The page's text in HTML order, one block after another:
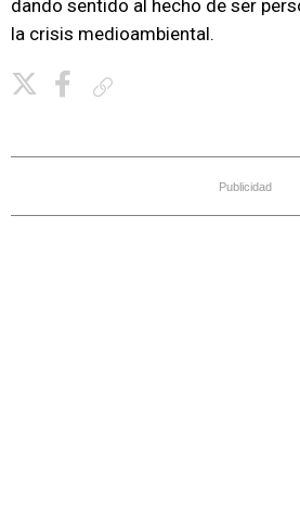
dando sentido al hecho de ser
la crisis medioambiental.
Publicidad